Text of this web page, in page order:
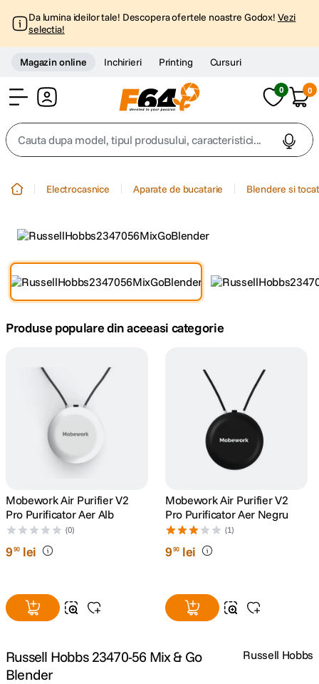
Da lumina ideilor tale! Descopera ofertele noastre Godox! Vezi
selectia!
Magazin online Inchirieri Printing Cursuri
0 0
Cauta dupa model, tipul produsului, caracteristici...
3. trepied telefon
lavaliera
dji mic mini
10 insta 360
Electrocasnice Aparate de bucatarie Blendere si
Produse populare din aceeasi categorie
Mobework Air Purifier V2
Pro Purificator Aer Alb
(0)
990 lei
Mobework Air Purifier V2
Pro Purificator Aer Negru
(1)
990 lei
Russell Hobbs 23470-56 Mix & Go
Blender
Russell Hobbs